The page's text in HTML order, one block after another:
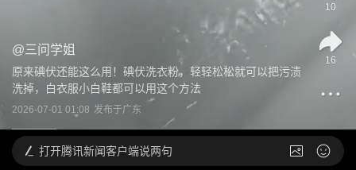
@三问学姐
原来碘伏还能这么用！碘伏洗衣粉，轻轻松松就可以把污渍
洗掉，白衣服小白鞋都可以用这个方法
2026-07-01 01:08 发布于广东
10
16
打开腾讯新闻客户端说两句